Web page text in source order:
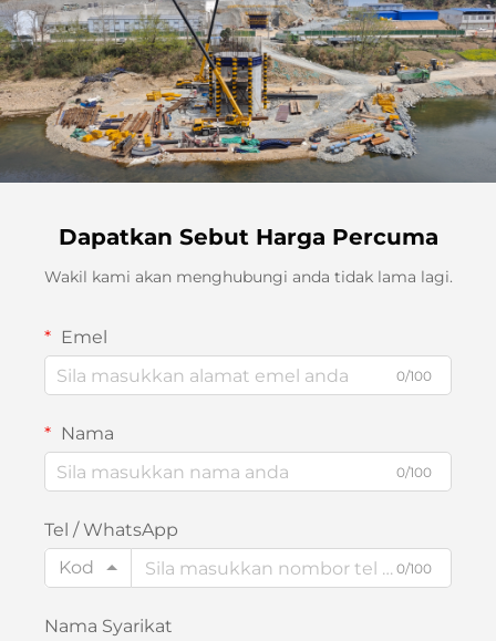
Dapatkan Sebut Harga Percuma
Wakil kami akan menghubungi anda tidak lama lagi.
Emel
0/100
Nama
0/100
Tel / WhatsApp
Kod
0/100
Nama Syarikat